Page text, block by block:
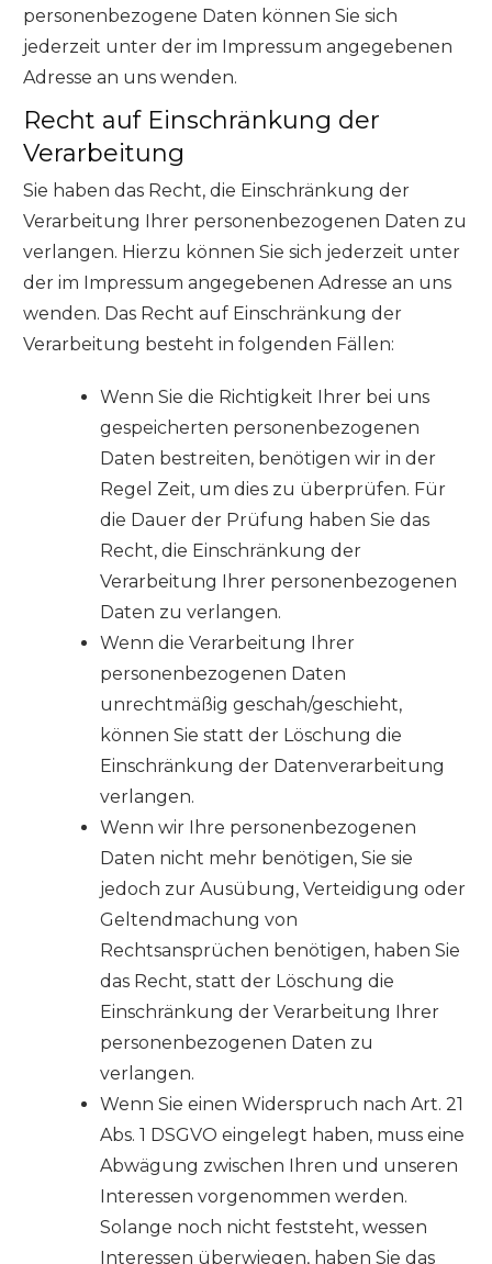
personenbezogene Daten können Sie sich
jederzeit unter der im Impressum angegebenen
Adresse an uns wenden.
Recht auf Einschränkung der
Verarbeitung
Sie haben das Recht, die Einschränkung der
Verarbeitung Ihrer personenbezogenen Daten zu
verlangen. Hierzu können Sie sich jederzeit unter
der im Impressum angegebenen Adresse an uns
wenden. Das Recht auf Einschränkung der
Verarbeitung besteht in folgenden Fällen:
Wenn Sie die Richtigkeit Ihrer bei uns
gespeicherten personenbezogenen
Daten bestreiten, benötigen wir in der
Regel Zeit, um dies zu überprüfen. Für
die Dauer der Prüfung haben Sie das
Recht, die Einschränkung der
Verarbeitung Ihrer personenbezogenen
Daten zu verlangen.
Wenn die Verarbeitung Ihrer
personenbezogenen Daten
unrechtmäßig geschah/geschieht,
können Sie statt der Löschung die
Einschränkung der Datenverarbeitung
verlangen.
Wenn wir Ihre personenbezogenen
Daten nicht mehr benötigen, Sie sie
jedoch zur Ausübung, Verteidigung oder
Geltendmachung von
Rechtsansprüchen benötigen, haben Sie
das Recht, statt der Löschung die
Einschränkung der Verarbeitung Ihrer
personenbezogenen Daten zu
verlangen.
Wenn Sie einen Widerspruch nach Art. 21
Abs. 1 DSGVO eingelegt haben, muss eine
Abwägung zwischen Ihren und unseren
Interessen vorgenommen werden.
Solange noch nicht feststeht, wessen
Interessen überwiegen, haben Sie das